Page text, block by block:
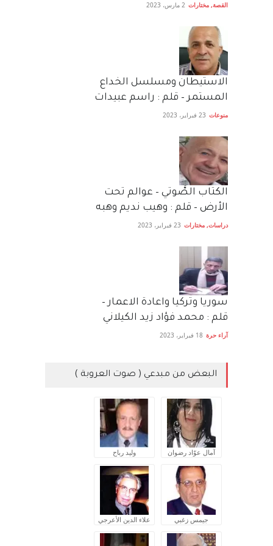
القصة, مختارات 2 مارس، 2023
الاستيطان ومسلسل الخداع
المستمر – قلم : راسم عبيدات
منوعات 23 فبراير، 2023
الكتاب الصَّوتي – عوالم تحت
الأرض – قلم : وهيب نديم وهبه
دراسات, مختارات 23 فبراير، 2023
سوريا وتركيا واعادة الاعمار –
قلم : محمد فؤاد زيد الكيلاني
آراء حرة 18 فبراير، 2023
البعض من مبدعي ( صوت العروبة )
آمال عوّاد رضوان وليد رباح
جيمس زغبي علاء الدين الأعرجي